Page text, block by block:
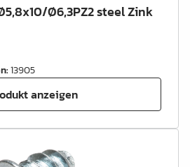
Ø6,3PZ2 steel Zink
:13905
anzeigen